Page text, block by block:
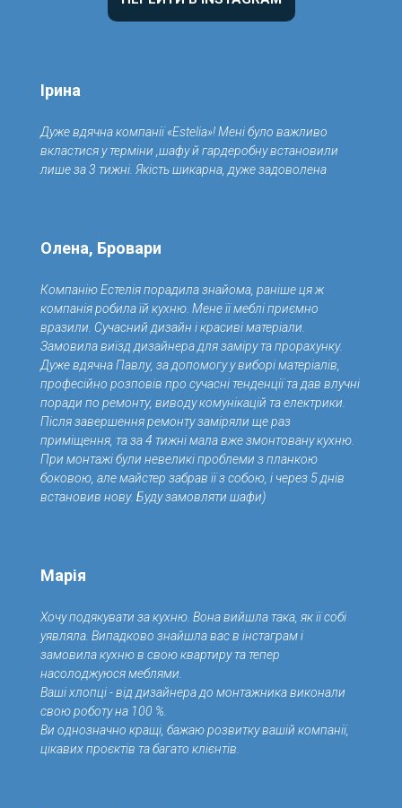
Ірина
Дуже вдячна компанії «Estelia»! Мені було важливо
вкластися у терміни ,шафу й гардеробну встановили
лише за 3 тижні. Якість шикарна, дуже задоволена
Олена, Бровари
Компанію Естелія порадила знайома, раніше ця ж
компанія робила їй кухню. Мене її меблі приємно
вразили. Сучасний дизайн і красиві матеріали.
Замовила виїзд дизайнера для заміру та прорахунку.
Дуже вдячна Павлу, за допомогу у виборі матеріалів,
професійно розповів про сучасні тенденції та дав влучні
поради по ремонту, виводу комунікацій та електрики.
Після завершення ремонту заміряли ще раз
приміщення, та за 4 тижні мала вже змонтовану кухню.
При монтажі були невеликі проблеми з планкою
боковою, але майстер забрав її з собою, і через 5 днів
встановив нову. Буду замовляти шафи)
Марія
Хочу подякувати за кухню. Вона вийшла така, як її собі
уявляла. Випадково знайшла вас в інстаграм і
замовила кухню в свою квартиру та тепер
насолоджуюся меблями.
Ваші хлопці - від дизайнера до монтажника виконали
свою роботу на 100 %.
Ви однозначно кращі, бажаю розвитку вашій компанії,
цікавих проєктів та багато клієнтів.